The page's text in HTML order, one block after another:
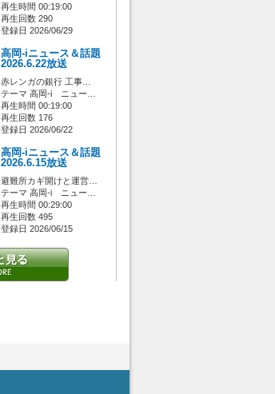
再生時間 00:19:00
再生回数 290
登録日 2026/06/29
高岡-iニュース＆話題
2026.6.22放送
赤レンガの銀行 工事…
テーマ 高岡-i ニュー…
再生時間 00:19:00
再生回数 176
登録日 2026/06/22
高岡-iニュース＆話題
2026.6.15放送
避難所カギ開けと運営…
テーマ 高岡-i ニュー…
再生時間 00:29:00
再生回数 495
登録日 2026/06/15